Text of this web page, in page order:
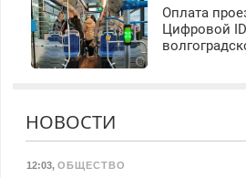
Оплата
Цифровой
НОВОСТИ
12:03, ОБЩЕСТВО